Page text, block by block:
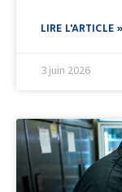
LIRE L'ARTICLE »
3 juin 2026